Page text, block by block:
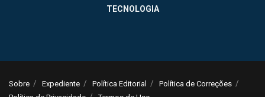
TECNOLOGIA
Sobre Expediente Política Editorial
Política de Correções